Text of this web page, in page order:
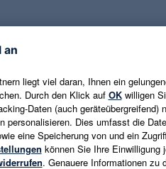
E-Mail-Adresse eingeben
Es gelten die Datenschutzrichtlinien